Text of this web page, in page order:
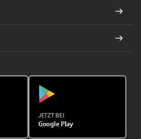
JETZT BEI
Google Play